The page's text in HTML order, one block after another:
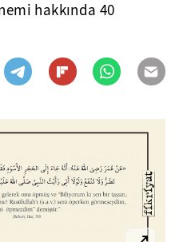
hakkında 40